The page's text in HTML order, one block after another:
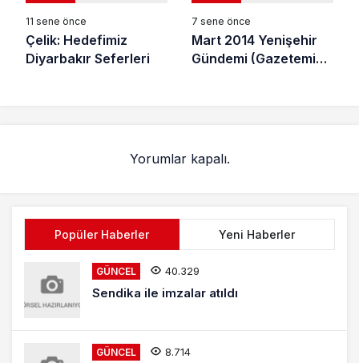
11 sene önce
Çelik: Hedefimiz
Diyarbakır Seferleri
7 sene önce
Mart 2014 Yenişehir
Gündemi (Gazetemiz
Yorumlar kapalı.
Popüler Haberler Yeni Haberler
GÜNCEL 40.329
Sendika ile imzalar atıldı
GÜNCEL 8.714